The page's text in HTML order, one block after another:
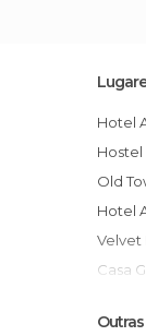
Hotel
Old
Hotel
Casa
Hotel